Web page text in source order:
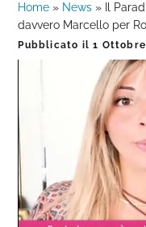
Home » News »
Il
davvero Marcello per
Pubblicato il1